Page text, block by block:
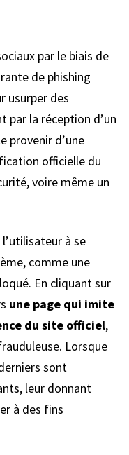
par le biais de
de phishing
usurper des
par la réception d’un
provenir d’une
officielle du
voire même un
à se
comme une
En cliquant sur
une page qui imite
du site officiel,
Lorsque
sont
leur donnant
à des fins